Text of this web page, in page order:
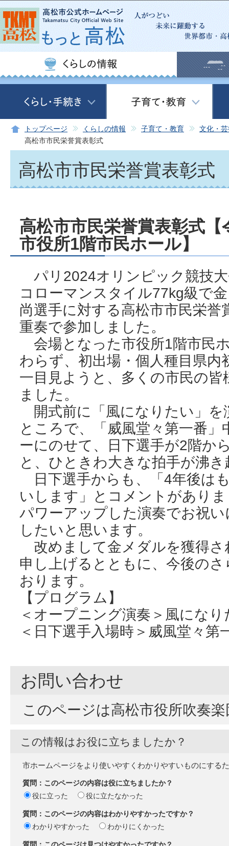
この
トップページ くらしの情報 子育て・教育
文化・
高松市市民栄誉賞表彰式
高松市市民栄誉賞表彰式
高松市市民栄誉賞表彰式
市役所1階市民ホール】
パリ2024オリンピック競技
コローマンスタイル77kg級で
尚選手に対する高松市市民栄誉
重奏で参加しました。
会場となった市役所1階市民
わらず、初出場・個人種目県
一目見ようと、多くの市民の
ました。
開式前に「風になりたい」を
ところで、「威風堂々第一番
ーにのせて、日下選手が2階か
と、ひときわ大きな拍手が沸
日下選手からも、「4年後は
いします」とコメントがあり
パワーアップした演奏でお祝
したいと思います。
改めまして金メダルを獲得さ
申し上げるとともに、今後の
おります。
【プログラム】
＜オープニング演奏＞風になり
＜日下選手入場時＞威風堂々第
お問い合わせ
このページは高松市役所吹奏
この情報はお役に立ちましたか？
市ホームページをより使いやすくわかりやすいものにする
質問：このページの内容は役に立ちましたか？
役に立った
役に立たなかった
質問：このページの内容はわかりやすかったですか？
わかりやすかった
わかりにくかった
質問：このページは見つけやすかったですか？